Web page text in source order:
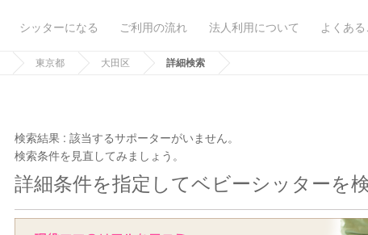
シッターになる ご利用の流れ 法人利用について よくあ
東京都 大田区 詳細検索
検索結果 :該当するサポーターがいません。
検索条件を見直してみましょう。
詳細条件を指定してベビーシッターを